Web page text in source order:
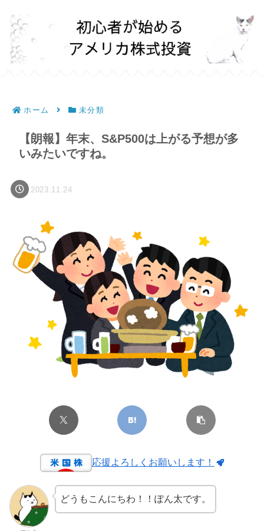
ホーム 未分類
【朗報】年末、S&P500は上がる予想が多
いみたいですね。
2023.11.24
応援よろしくお願いします！
どうもこんにちわ！！ぽん太です。